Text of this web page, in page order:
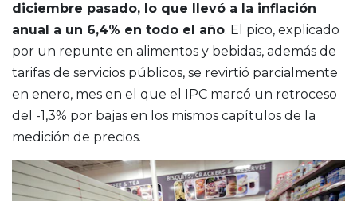
diciembre pasado, lo que llevó a la inflación
anual a un 6,4% en todo el año. El pico, explicado
por un repunte en alimentos y bebidas, además de
tarifas de servicios públicos, se revirtió parcialmente
en enero, mes en el que el IPC marcó un retroceso
del -1,3% por bajas en los mismos capítulos de la
medición de precios.